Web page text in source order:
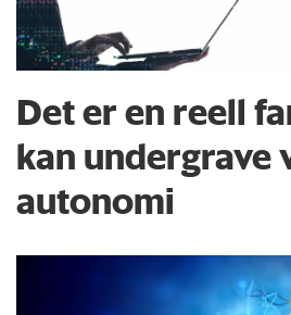
Det er en reell
kan undergrave
autonomi